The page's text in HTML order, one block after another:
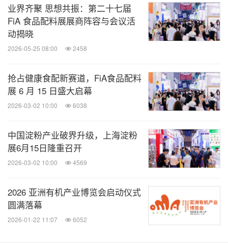
16:15-16:45微生物蛋白产业化实践与突破（暂定）
骆 滨，上海昌进生物股份有限公司董事长
10月22日（下午）分论坛二
主持人：车会莲，中国农业大学教授
应用
翟齐啸，江南大学教授
儿童特医食品功能与应用
蔡 威，上海交通大学医学院附属新华医院教授
业界齐聚 思想共振：第二十七届
FiA 食品配料展展商阵容与会议活
动揭晓
2026-05-25 08:00 2458
抢占健康食配新赛道，FiA食品配料
展 6 月 15 日盛大启幕
2026-03-02 10:00 6038
中国淀粉产业破界升级，上海淀粉
展6月15日隆重召开
2026-03-02 10:00 4569
2026 亚洲有机产业博览会启动仪式
圆满落幕
2026-01-22 11:07 6052